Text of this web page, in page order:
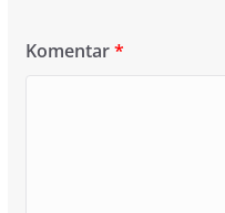
Komentar*